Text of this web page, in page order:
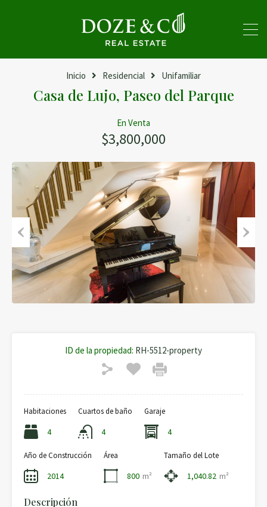
Inicio Residencial Unifamiliar
Casa de Lujo, Paseo del Parque
En Venta
$3,800,000
Previous Next
ID de la propiedad: RH-5512-property
Habitaciones
4
Cuartos de baño
4
Garaje
4
Año de Construcción
2014
Área
800 m²
Tamaño del Lote
1,040.82 m²
Descripción